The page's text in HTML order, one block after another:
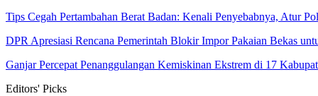
Tips Cegah Pertambahan Berat Badan: Kenali Penyebabnya, Atur
DPR Apresiasi Rencana Pemerintah Blokir Impor Pakaian Bekas
Ganjar Percepat Penanggulangan Kemiskinan Ekstrem di 17
Editors' Picks